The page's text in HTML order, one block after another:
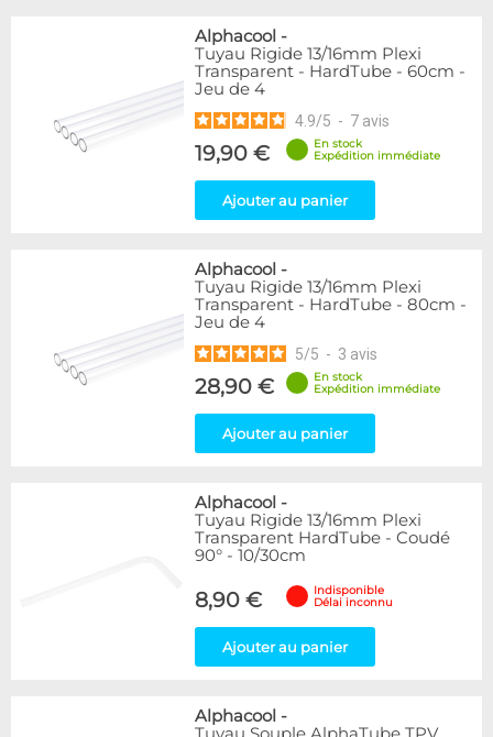
Alphacool -
Tuyau Rigide 13/16mm Plexi
Transparent - HardTube - 60cm -
Jeu de 4
4.9/5 - 7 avis
19,90 €
En stock
Expédition immédiate
Ajouter au panier
Alphacool -
Tuyau Rigide 13/16mm Plexi
Transparent - HardTube - 80cm -
Jeu de 4
5/5 - 3 avis
28,90 €
En stock
Expédition immédiate
Ajouter au panier
Alphacool -
Tuyau Rigide 13/16mm Plexi
Transparent HardTube - Coudé
90° - 10/30cm
8,90 €
Indisponible
Délai inconnu
Ajouter au panier
Alphacool -